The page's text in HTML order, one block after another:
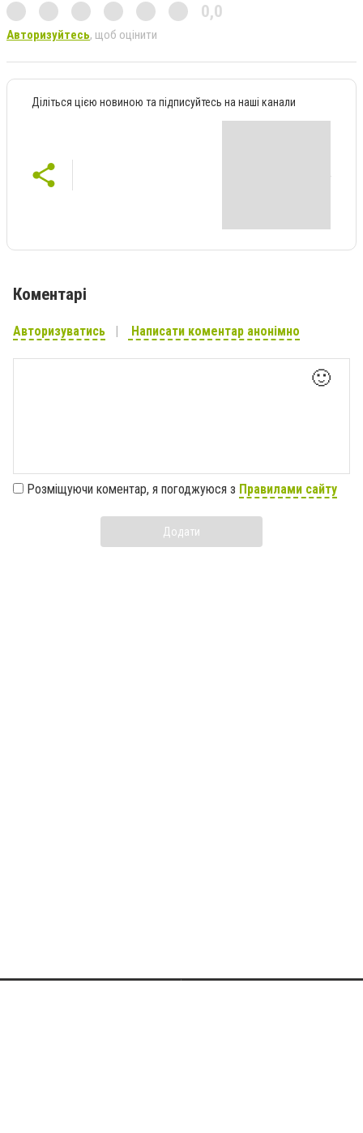
0,0
Авторизуйтесь, щоб оцінити
Діліться цією новиною та підписуйтесь на наші канали
Коментарі
Авторизуватись Написати коментар анонімно
🙂
Розміщуючи коментар, я погоджуюся з Правилами сайту
Додати